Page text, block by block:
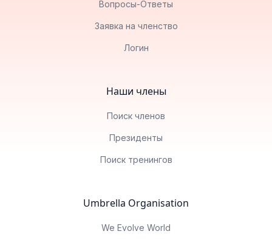
Вопросы-Ответы
Заявка на членство
Логин
Наши члены
Поиск членов
Президенты
Поиск тренингов
Umbrella Organisation
We Evolve World